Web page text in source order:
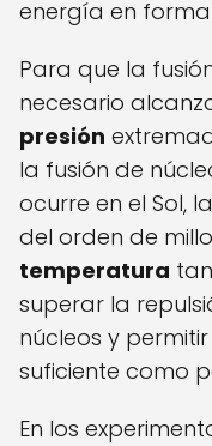
energía en
Para que la
necesario
presión
la fusión de
ocurre en el Sol, la
del orden de
temperatura
superar la
núcleos y
suficiente como
En los